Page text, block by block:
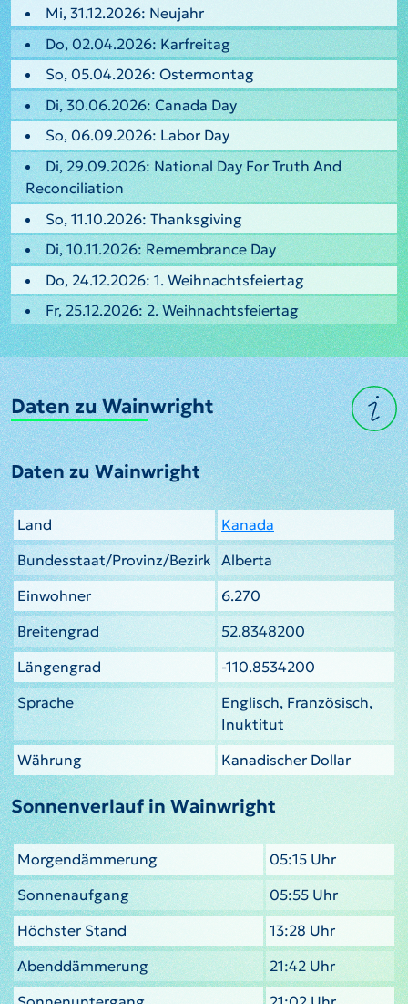
Mi, 31.12.2026: Neujahr
Do, 02.04.2026: Karfreitag
So, 05.04.2026: Ostermontag
Di, 30.06.2026: Canada Day
So, 06.09.2026: Labor Day
Di, 29.09.2026: National Day For Truth And
Reconciliation
So, 11.10.2026: Thanksgiving
Di, 10.11.2026: Remembrance Day
Do, 24.12.2026: 1. Weihnachtsfeiertag
Fr, 25.12.2026: 2. Weihnachtsfeiertag
Daten zu Wainwright
Daten zu Wainwright
Land
Kanada
Bundesstaat/Provinz/Bezirk Alberta
Einwohner
6.270
Breitengrad
52.8348200
Längengrad
-110.8534200
Sprache
Englisch, Französisch,
Inuktitut
Währung
Kanadischer Dollar
Sonnenverlauf in Wainwright
Morgendämmerung
05:15 Uhr
Sonnenaufgang
05:55 Uhr
Höchster Stand
13:28 Uhr
Abenddämmerung
21:42 Uhr